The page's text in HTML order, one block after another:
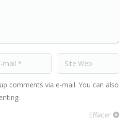
* Site Web
comments via e-mail. You can also
Effacer